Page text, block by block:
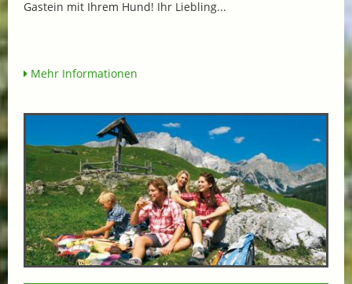
Gastein mit Ihrem Hund! Ihr Liebling...
Mehr Informationen